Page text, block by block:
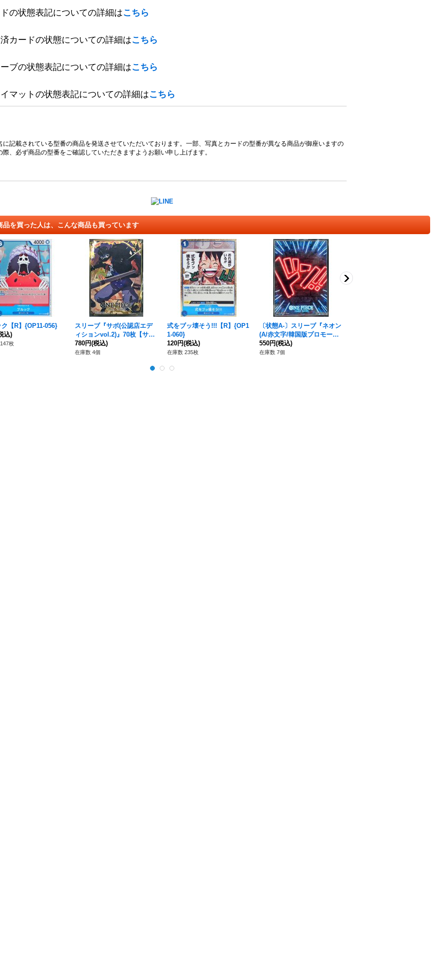
の状態表記についての詳細はこちら
カードの状態についての詳細はこちら
ブの状態表記についての詳細はこちら
マットの状態表記についての詳細はこちら
記載されている型番の商品を発送させていただいております。一部、写真とカードの型番が異なる商品が御座いますの
際、必ず商品の型番をご確認していただきますようお願い申し上げます。
品を買った人は、こんな商品も買っています
【R】{OP11-056}
込)
枚
スリーブ『サボ(公認店エデ
ィションvol.2)』70枚【サプ
ライ】{-}
780円(税込)
在庫数 4個
式をブッ壊そう!!!【R】{OP1
1-060}
120円(税込)
在庫数 235枚
〔状態A-〕スリーブ『ネオン
(A/赤文字/韓国版プロモーシ
ョンスリーブ)』10枚【サプ
ライ】{-}
550円(税込)
在庫数 7個